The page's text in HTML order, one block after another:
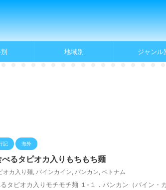
地域別 ジャンル
記 海外
るタピオカ入りもちもち麺
オカ入り麺, バインカイン, バンカン, ベトナム
タピオカ入りモチモチ麺 １-１．バンカン（バイン・